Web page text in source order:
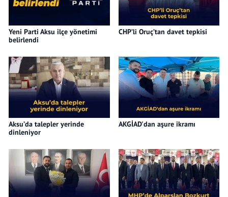
Yeni Parti Aksu ilçe yönetimi
belirlendi
CHP’li Oruç’tan davet tepkisi
Aksu’da talepler yerinde
dinleniyor
AKGİAD'dan aşure ikramı